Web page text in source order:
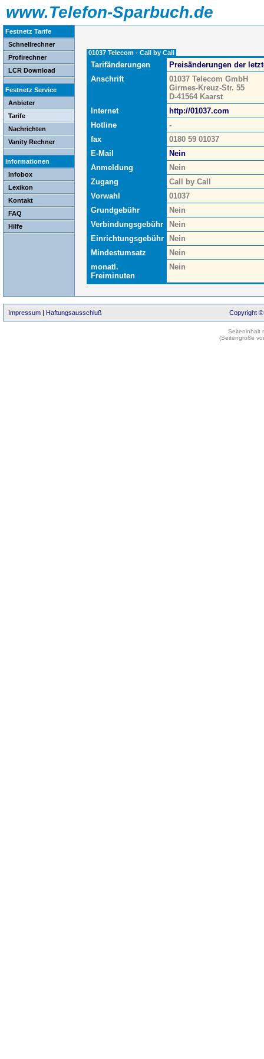
www.Telefon-Sparbuch.de
Festnetz Tarife
Schnellrechner
Profirechner
LCR Download
Festnetz Service
Anbieter
Tarife
Nachrichten
Vanity Rechner
Informationen
Infobox
Lexikon
Kontakt
FAQ
Hilfe
01037 Telecom - Call by Call
Tarifänderungen
Preisänderungen der
Anschrift
01037 Telecom GmbH
Girmes-Kreuz-Str. 55
D-41564 Kaarst
Internet
http://01037.com
Hotline
-
fax
0180 59 01037
E-Mail
Nein
Anmeldung
Nein
Zugang
Call by Call
Vorwahl
01037
Grundgebühr
Nein
Verbindungsgebühr
Nein
Einrichtungsgebühr
Nein
Mindestumsatz
Nein
monatl.
Freiminuten
Nein
Impressum | Haftungsausschluß Copyright ©
Seiteninhalt
(Seitengröße